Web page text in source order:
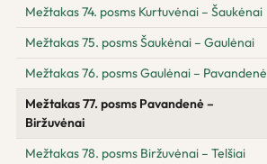
Mežtakas 74. posms Kurtuvėnai – Šaukėnai
Mežtakas 75. posms Šaukėnai – Gaulėnai
Mežtakas 76. posms Gaulėnai – Pavandenė
Mežtakas 77. posms Pavandenė –
Biržuvėnai
Mežtakas 78. posms Biržuvėnai – Telšiai